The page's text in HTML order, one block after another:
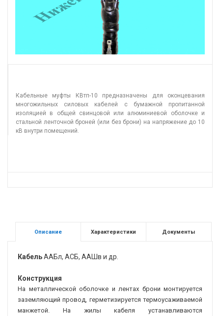
Кабельные муфты КВтп-10 предназначены для оконцевания
многожильных силовых кабелей с бумажной пропитанной
изоляцией в общей свинцовой или алюминиевой оболочке и
стальной ленточной броней (или без брони) на напряжение до 10
кВ внутри помещений.
Описание Характеристики Документы
КабельААБл, АСБ, ААШв и др.
Конструкция
На металлической оболочке и лентах брони монтируется
заземляющий провод, герметизируется термоусаживаемой
манжетой. На жилы кабеля устанавливаются